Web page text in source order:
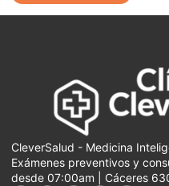
CleverSalud - Medicina
Exámenes preventivos y
desde 07:00am | Cáceres